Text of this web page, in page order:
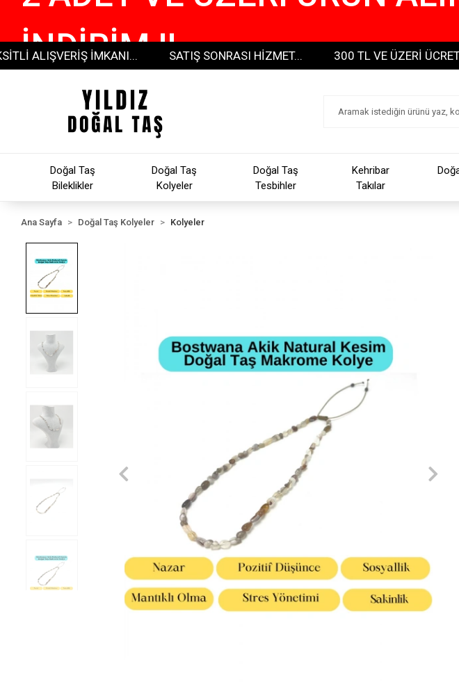
İNDİRİM !!
İMKANI... SATIŞ SONRASI HİZMET... 300 TL VE ÜZERİ ÜCRETSİZ
Doğal Taş
Bileklikler
Doğal Taş
Kolyeler
Doğal Taş
Tesbihler
Kehribar
Takılar
Ana Sayfa Doğal Taş Kolyeler Kolyeler